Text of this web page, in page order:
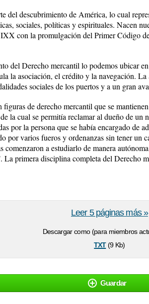
del descubrimiento de América, lo cual
sociales, políticas y espirituales. Nacen
con la promulgación del Primer Código
del Derecho mercantil lo podemos ubicar
la asociación, el crédito y la navegación.
sociales de los puertos y a un gran
figuras de derecho mercantil que se
la cual se permitía reclamar al dueño de un
por la persona que se había encargado de
por varios fueros y ordenanzas sin tener un
comenzaron a estudiarlo de manera
La primera disciplina completa del Derecho
Descargar como (para miembros
txt(9 Kb)
Leer 5 páginas más »
Guardar